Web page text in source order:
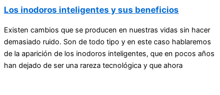
Los inodoros inteligentes y sus beneficios
Existen cambios que se producen en nuestras vidas sin hacer
demasiado ruido. Son de todo tipo y en este caso hablaremos
de la aparición de los inodoros inteligentes, que en pocos años
han dejado de ser una rareza tecnológica y que ahora